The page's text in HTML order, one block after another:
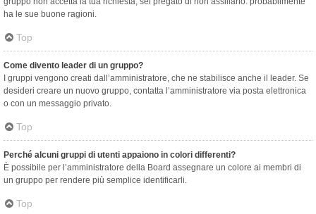
ha le sue buone ragioni.
Top
Come divento leader di un gruppo?
I gruppi vengono creati dall’amministratore, che ne stabilisce anche il leader. Se
desideri creare un nuovo gruppo, contatta l’amministratore via posta elettronica
o con un messaggio privato.
Top
Perché alcuni gruppi di utenti appaiono in colori differenti?
È possibile per l’amministratore della Board assegnare un colore ai membri di
un gruppo per rendere più semplice identificarli.
Top